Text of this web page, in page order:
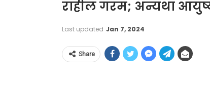
राहील गरम; अन्यथा
Last updated Jan 7, 2024
Share